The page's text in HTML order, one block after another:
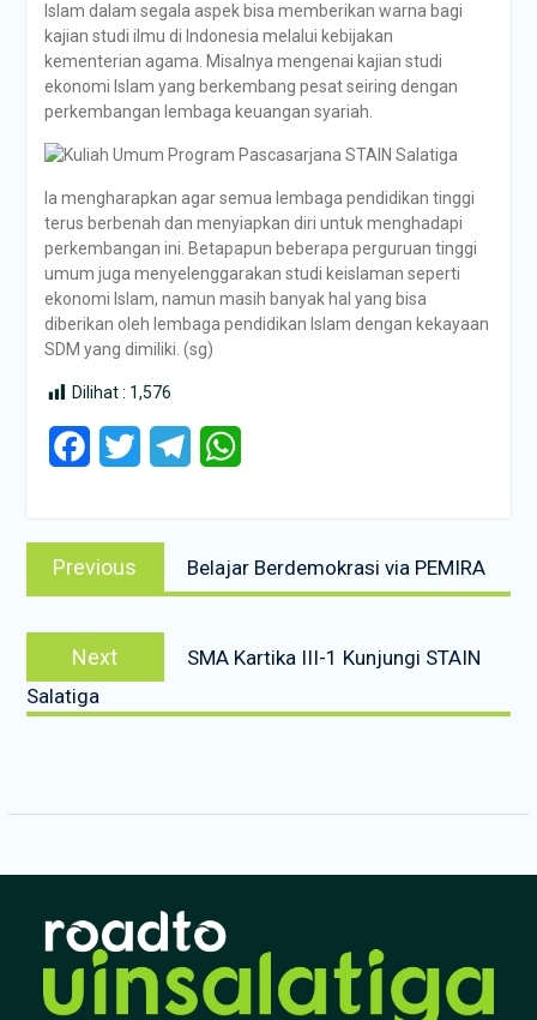
Islam dalam segala aspek bisa memberikan warna bagi
kajian studi ilmu di Indonesia melalui kebijakan
kementerian agama. Misalnya mengenai kajian studi
ekonomi Islam yang berkembang pesat seiring dengan
perkembangan lembaga keuangan syariah.
Ia mengharapkan agar semua lembaga pendidikan tinggi
terus berbenah dan menyiapkan diri untuk menghadapi
perkembangan ini. Betapapun beberapa perguruan tinggi
umum juga menyelenggarakan studi keislaman seperti
ekonomi Islam, namun masih banyak hal yang bisa
diberikan oleh lembaga pendidikan Islam dengan kekayaan
SDM yang dimiliki. (sg)
Dilihat : 1,576
Facebook
Twitter Telegram
Post
navigation
Previous
post:
Belajar Berdemokrasi via PEMIRA
Next
post:
SMA Kartika III-1 Kunjungi STAIN
Salatiga